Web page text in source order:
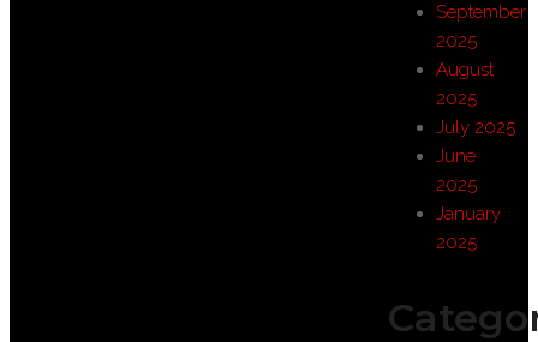
September
2025
August
2025
July 2025
June
2025
January
2025